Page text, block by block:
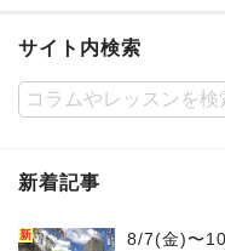
サイト内検索
新着記事
新 8/7(金)〜